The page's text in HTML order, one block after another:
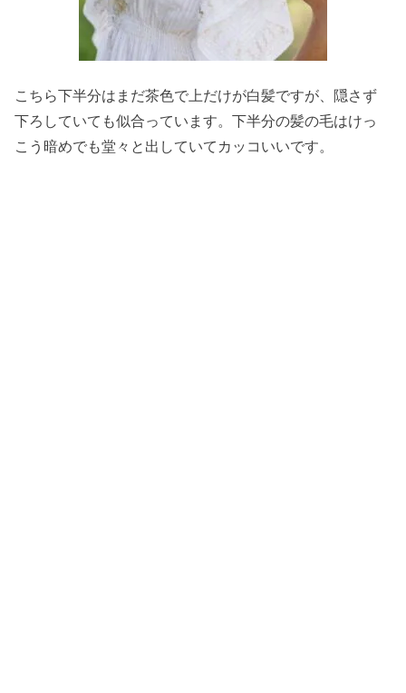
こちら下半分はまだ茶色で上だけが白髪ですが、隠さず
下ろしていても似合っています。下半分の髪の毛はけっ
こう暗めでも堂々と出していてカッコいいです。